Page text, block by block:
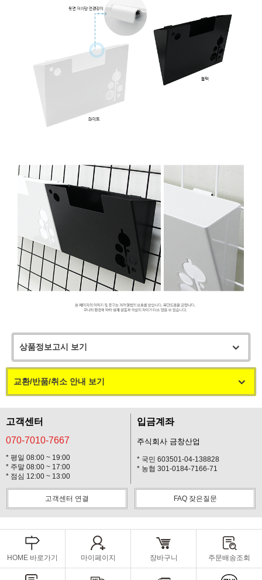
상품정보고시 보기
교환/반품/취소 안내 보기
고객센터
070-7010-7667
* 평일 08:00 ~ 19:00
* 주말 08:00 ~ 17:00
* 점심 12:00 ~ 13:00
입금계좌
주식회사 금창산업
* 국민 603501-04-138828
* 농협 301-0184-7166-71
고객센터 연결 FAQ 잦은질문
HOME 바로가기 마이페이지 장바구니 주문배송조회